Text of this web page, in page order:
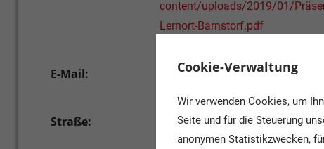
content/uploads/2019/01/
Lernort-Barnstorf.pdf
E-Mail: post@welthaus-barnstorf.de
Straße: Bahnhofstraße 16
Cookie-Verwaltung
Wir verwenden Cookies, um
Seite und für die Steuerung
anonymen Statistikzwecken,